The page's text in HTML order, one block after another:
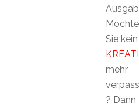
Sie kein
mehr
? Dann